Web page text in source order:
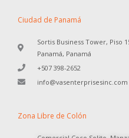
Ciudad de Panamá
Sortis Business Tower, Piso
Panamá, Panamá
+507 398-2652
info@vasenterprisesinc.com
Zona Libre de Colón